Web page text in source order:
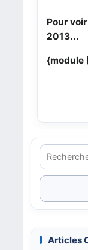
Pour
2013...
{module
Articles